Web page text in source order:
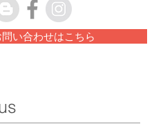
問い合わせはこちら